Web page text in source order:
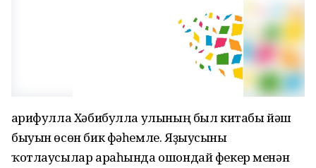
Ғарифулла Хәбибулла улының был китабы йәш
быуын өсөн бик фәһемле. Яҙыусыны
ҡотлаусылар араһында ошондай фекер менән